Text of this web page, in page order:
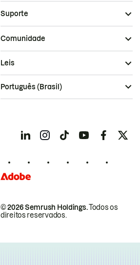
Suporte
Comunidade
© 2026 Semrush Holdings.Todos os
direitos reservados.
Leis
Português (Brasil)